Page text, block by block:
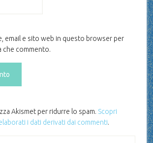
email e sito web in questo browser per
che commento.
Akismet per ridurre lo spam. Scopri
i dati derivati dai commenti.